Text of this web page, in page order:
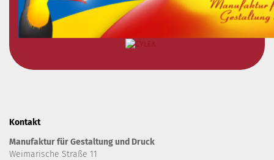
Kontakt
Manufaktur für Gestaltung und Druck
Weimarische Straße 11